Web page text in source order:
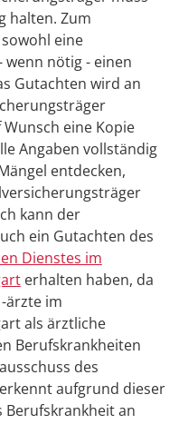
halten. Zum
eine
nötig - einen
Gutachten wird an
eine Kopie
Angaben vollständig
entdecken,
kann der
ein Gutachten des
Dienstes im
erhalten haben, da
ärzte im
als ärztliche
Berufskrankheiten
des
aufgrund dieser
Berufskrankheit an